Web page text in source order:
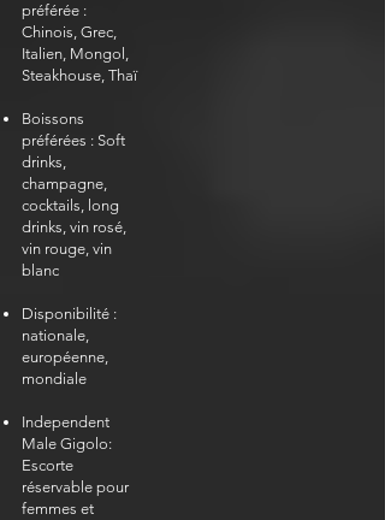
préférée :
Chinois, Grec,
Italien, Mongol,
Steakhouse, Thaï
Boissons
préférées : Soft
drinks,
champagne,
cocktails, long
drinks, vin rosé,
vin rouge, vin
blanc
Disponibilité :
nationale,
européenne,
mondiale
Independent
Male Gigolo:
Escorte
réservable pour
femmes et